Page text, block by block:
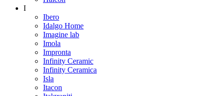
I
Ibero
Idalgo Home
Imagine lab
Imola
Impronta
Infinity Ceramic
Infinity Ceramica
Isla
Itacon